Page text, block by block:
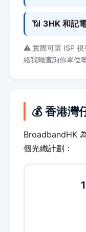
📶 3HK 和記
⚠️ 實際可選 ISP 視
絡我哋查詢你單位
💰 香港灣
BroadbandHK
個光纖計劃：